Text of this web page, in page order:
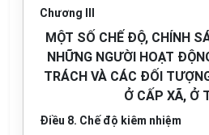
Chương III
MỘT SỐ CHẾ ĐỘ, CHÍNH
NHỮNG NGƯỜI HOẠT
TRÁCH VÀ CÁC ĐỐI
Ở CẤP XÃ, Ở
Điều 8. Chế độ kiêm nhiệm